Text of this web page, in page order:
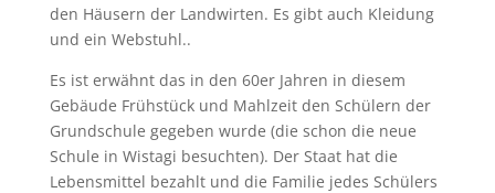
den Häusern der Landwirten. Es gibt auch Kleidung
und ein Webstuhl..
Es ist erwähnt das in den 60er Jahren in diesem
Gebäude Frühstück und Mahlzeit den Schülern der
Grundschule gegeben wurde (die schon die neue
Schule in Wistagi besuchten). Der Staat hat die
Lebensmittel bezahlt und die Familie jedes Schülers